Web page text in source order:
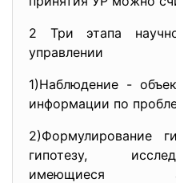
2 Три этапа
управлении
1)Наблюдение -
информации по
2)Формулирование
гипотезу,
имеющиеся